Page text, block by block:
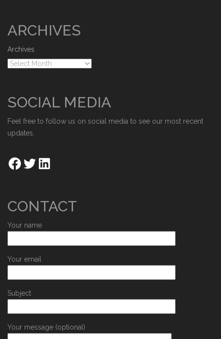
ARCHIVES
Archives
SOCIAL MEDIA
Feel free to follow us on social media to see our most recent
updates.
CONTACT
Your name
Your email
Subject
Your message (optional)